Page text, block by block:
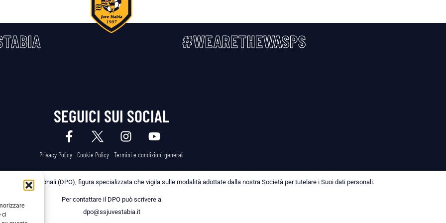
ci
#WEARETHEWASPS
SEGUICI SUI SOCIAL
Privacy Policy Cookie Policy Termini e condizioni generali
dei Dati Personali (DPO), figura specializzata che vigila sulle modalità adottate dalla nostra Società per tutelare i Suoi dati personali.
Per contattare il DPO può scrivere a
dpo@ssjuvestabia.it